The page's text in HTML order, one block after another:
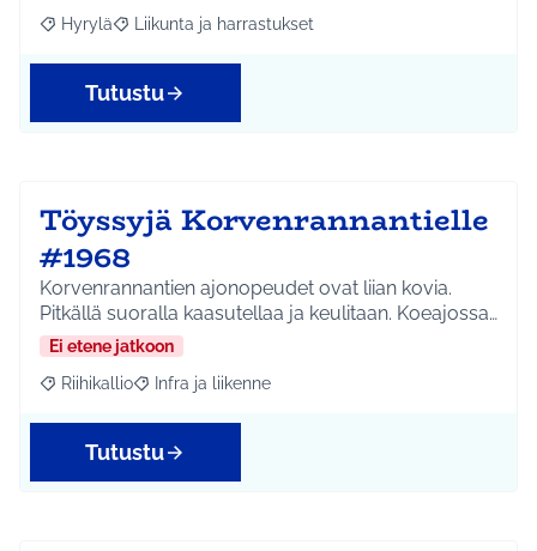
Rajaa tulokset aihepiirin mukaan: Hyrylä
Hyrylä Rajaa tulokset teeman mukaan: Liikunta ja
Liikunta ja harrastukset
Tutustu
Töyssyjä Korvenrannantielle
#1968
Korvenrannantien ajonopeudet ovat liian kovia.
Pitkällä suoralla kaasutellaa ja keulitaan. Koeajossa…
Ei etene jatkoon
Rajaa tulokset aihepiirin mukaan: Riihikallio
Riihikallio Rajaa tulokset teeman mukaan: Infra ja liikenne
Infra ja liikenne
Tutustu